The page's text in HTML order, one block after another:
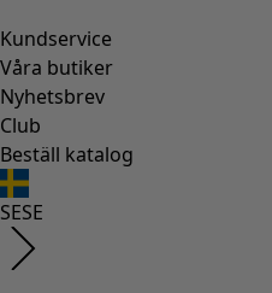
Kundservice
Våra butiker
Nyhetsbrev
Club
Beställ katalog
SESE